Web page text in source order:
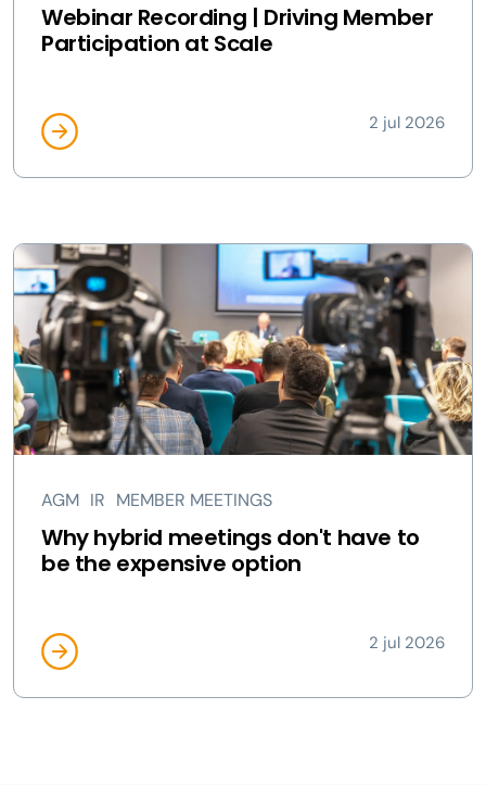
Webinar Recording | Driving Member
Participation at Scale
2 jul 2026
AGM IR MEMBER MEETINGS
Why hybrid meetings don't have to
be the expensive option
2 jul 2026